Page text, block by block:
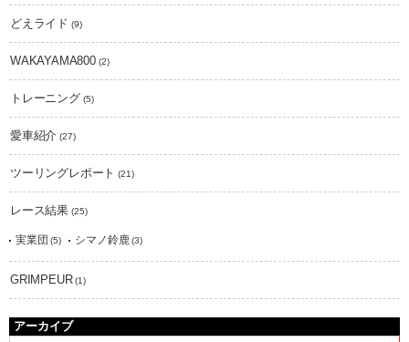
どえライド (9)
WAKAYAMA800(2)
トレーニング (5)
愛車紹介 (27)
ツーリングレポート (21)
レース結果 (25)
実業団 (5) シマノ鈴鹿 (3)
GRIMPEUR(1)
アーカイブ